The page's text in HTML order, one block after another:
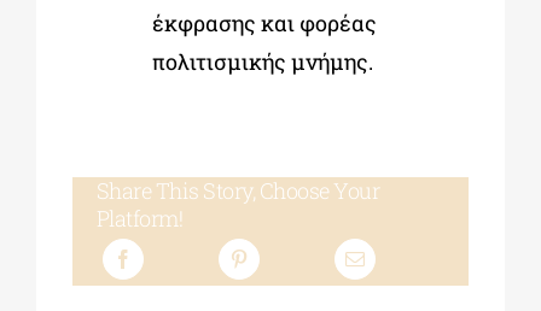
έκφρασης και φορέας
πολιτισμικής μνήμης.
Share This Story, Choose Your
Platform!